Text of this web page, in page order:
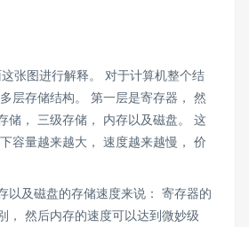
张图进行解释。 对于计算机整个结
层存储结构。 第一层是寄存器， 然
储， 三级存储， 内存以及磁盘。 这
容量越来越大， 速度越来越慢， 价
及磁盘的存储速度来说： 寄存器的
， 然后内存的速度可以达到微妙级